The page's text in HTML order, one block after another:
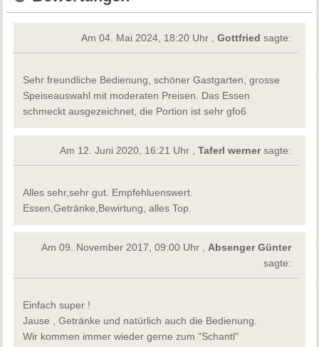
Am 04. Mai 2024, 18:20 Uhr ,Gottfriedsagte:
Sehr freundliche Bedienung, schöner Gastgarten, grosse
Speiseauswahl mit moderaten Preisen. Das Essen
schmeckt ausgezeichnet, die Portion ist sehr gfo6
Am 12. Juni 2020, 16:21 Uhr ,Taferl wernersagte:
Alles sehr,sehr gut. Empfehluenswert.
Essen,Getränke,Bewirtung, alles Top.
Am 09. November 2017, 09:00 Uhr , Absenger Günter
sagte:
Einfach super !
Jause , Getränke und natürlich auch die Bedienung.
Wir kommen immer wieder gerne zum "Schantl"